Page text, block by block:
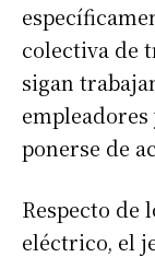
colectiva de
sigan
ponerse de
Respecto de
eléctrico, el